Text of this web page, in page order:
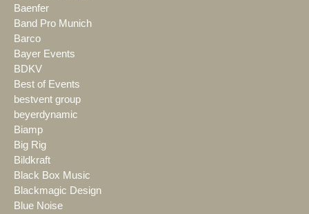
Baenfer
Band Pro Munich
Barco
Bayer Events
BDKV
Best of Events
bestvent group
beyerdynamic
Biamp
Big Rig
Bildkraft
Black Box Music
Blackmagic Design
Blue Noise